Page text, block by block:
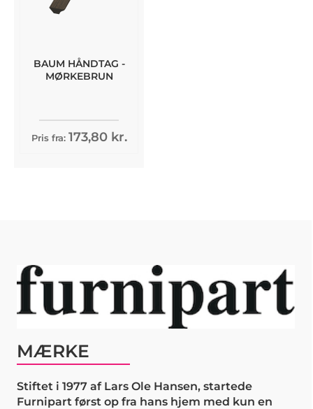
BAUM HÅNDTAG -
MØRKEBRUN
Pris fra: 173,80 kr.
MÆRKE
Stiftet i 1977 af Lars Ole Hansen, startede
Furnipart først op fra hans hjem med kun en